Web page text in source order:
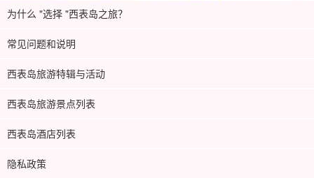
为什么 "选择 "西表岛之旅？
常见问题和说明
西表岛旅游特辑与活动
西表岛旅游景点列表
西表岛酒店列表
隐私政策